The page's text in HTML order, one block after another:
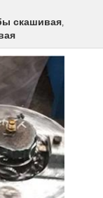
скашивая,